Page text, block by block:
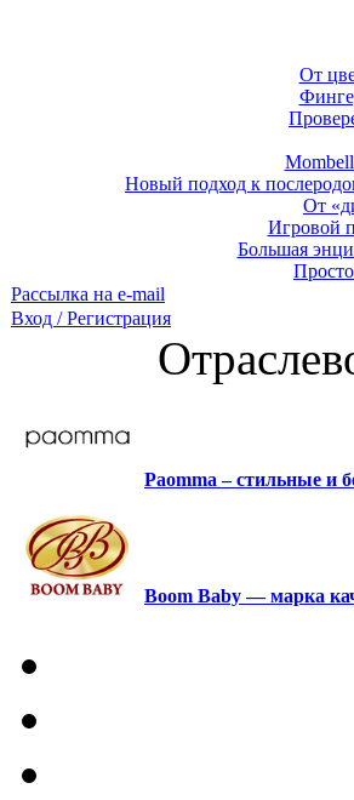
От
Новый подход к
От
Игровой
Большая
Рассылка на e-mail
Вход / Регистрация
Paomma – стильные и
Boom Baby — марка